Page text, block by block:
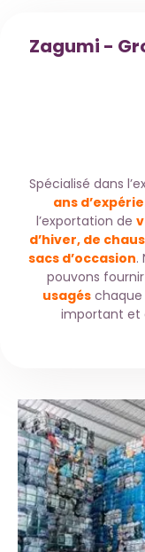
Zagumi -
Spécialisé dans
ans
l’exportation de
d’hiver, de
sacs d’occasion.
pouvons fournir
usagéschaque
important et